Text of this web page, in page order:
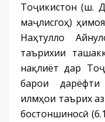
Тоҷикистон (ш.
маҷлисгоҳ)
Наҳтулло
таърихии
нақлиёт дар
барои
илмҳои таърих
бостоншиносӣ